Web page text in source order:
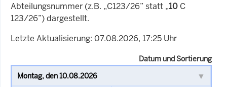
Abteilungsnummer (z.B. „C123/26” statt „10 C
123/26”) dargestellt.
Letzte Aktualisierung: 07.08.2026, 17:25 Uhr
Datum und Sortierung